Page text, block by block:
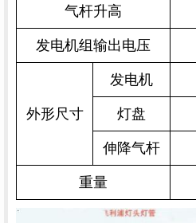
气杆升高
发电机组输出电压
外形尺寸
发电机
灯盘
伸降气杆
重量